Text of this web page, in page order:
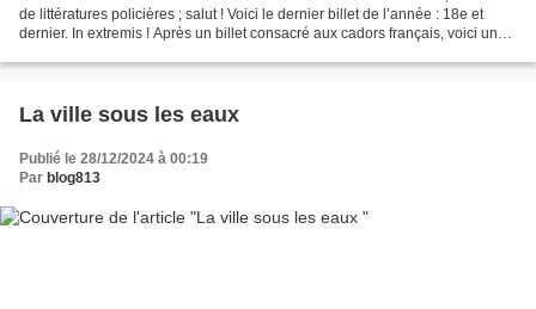
de littératures policières ; salut ! Voici le dernier billet de l’année : 18e et
dernier. In extremis ! Après un billet consacré aux cadors français, voici un
La ville sous les eaux
Publié le 28/12/2024 à 00:19
Par blog813